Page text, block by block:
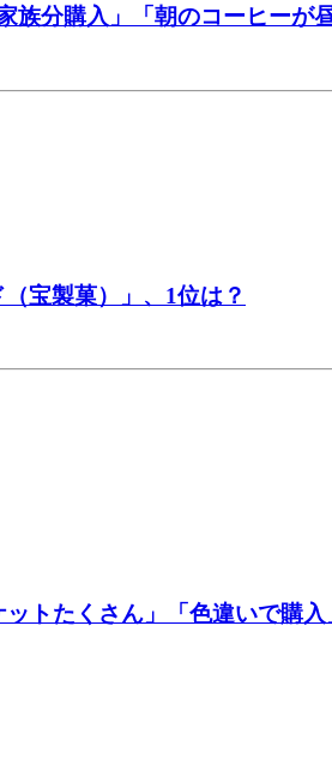
分購入」「朝のコーヒーが
宝製菓）」、1位は？
トたくさん」「色違いで購